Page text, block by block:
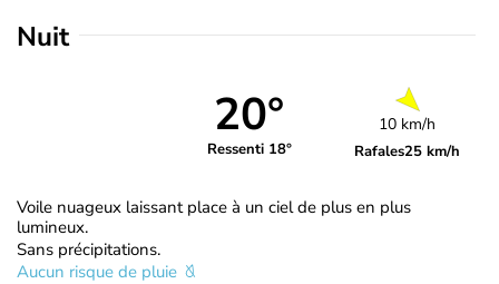
Nuit
20°
Ressenti 18°
10 km/h
Rafales25 km/h
Voile nuageux laissant place à un ciel de plus en plus
lumineux.
Sans précipitations.
Aucun risque de pluie